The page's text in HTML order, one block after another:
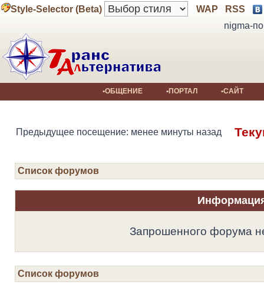
Style-Selector (Beta) WAP
RSS
nigma-
•ОБЩЕНИЕ •ПОРТАЛ •САЙТ
Предыдущее посещение: менее минуты назад
Список форумов
Запрошенного форума
Список форумов